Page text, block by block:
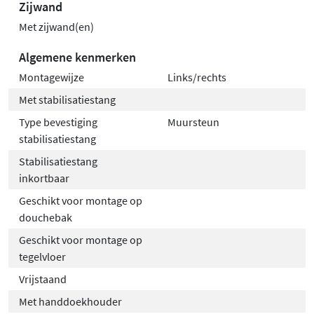
Zijwand
Met zijwand(en)
Algemene kenmerken
Montagewijze
Links/rechts
Met stabilisatiestang
Type bevestiging
stabilisatiestang
Muursteun
Stabilisatiestang
inkortbaar
Geschikt voor montage op
douchebak
Geschikt voor montage op
tegelvloer
Vrijstaand
Met handdoekhouder